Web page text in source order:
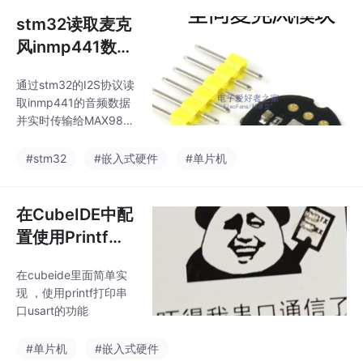
stm32读取麦克
风inmp441数据
通过stm32的I2S协议读
取inmp441的音频数据
并实时传输给MAX983
进行播放
#stm32 #嵌入式硬件 #单片机
在CubeIDE中配
置使用Printf打
据
在cubeide里面简单实
现 ，使用printf打印串
口usart的功能
#单片机 #嵌入式硬件